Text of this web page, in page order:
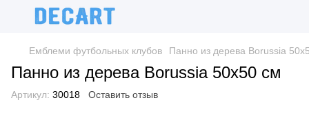
Емблеми футбольных клубов Панно из дерева Borussia
Панно из дерева Borussia 50х50 см
Артикул: 30018 Оставить отзыв